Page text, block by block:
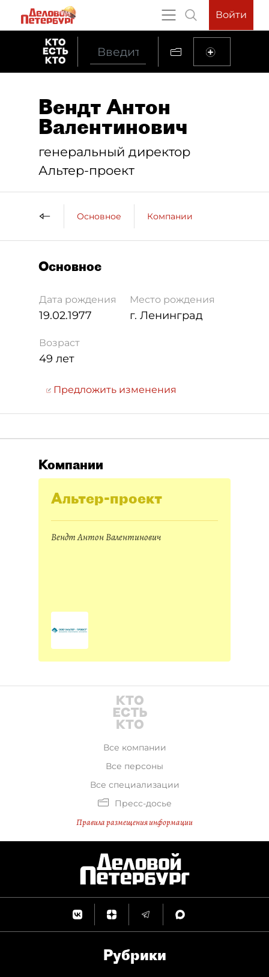
Войти
Вендт Антон
Валентинович
генеральный директор
Альтер-проект
Основное Компании
Основное
Дата рождения
19.02.1977
Место рождения
г. Ленинград
Возраст
49 лет
Предложить изменения
Компании
Альтер-проект
Вендт Антон Валентинович
Все компании
Все персоны
Все специализации
Пресс-досье
Правила размещения информации
Рубрики